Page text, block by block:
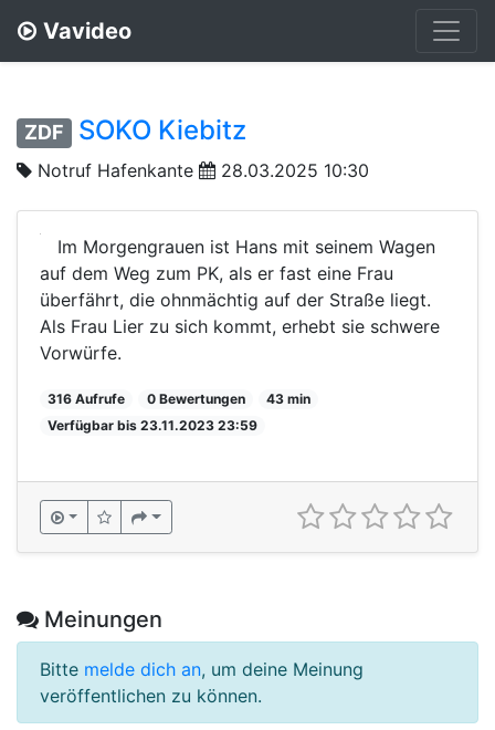
Vavideo
ZDF SOKO Kiebitz
Notruf Hafenkante 28.03.2025 10:30
Im Morgengrauen ist Hans mit seinem Wagen
auf dem Weg zum PK, als er fast eine Frau
überfährt, die ohnmächtig auf der Straße liegt.
Als Frau Lier zu sich kommt, erhebt sie schwere
Vorwürfe.
316 Aufrufe 0 Bewertungen
43 min
Verfügbar bis 23.11.2023 23:59
Meinungen
Bitte melde dich an, um deine Meinung
veröffentlichen zu können.